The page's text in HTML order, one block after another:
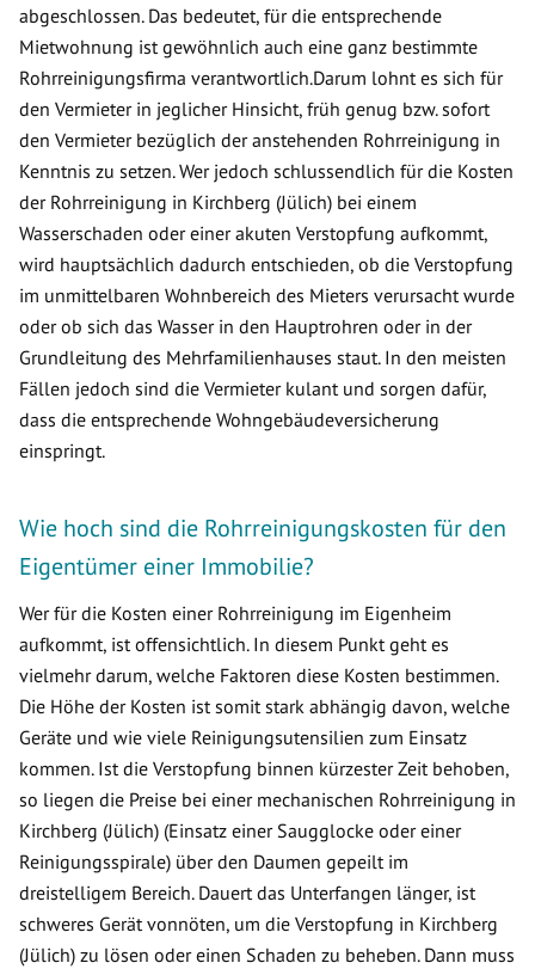
abgeschlossen. Das bedeutet, für die entsprechende
Mietwohnung ist gewöhnlich auch eine ganz bestimmte
Rohrreinigungsfirma verantwortlich.Darum lohnt es sich für
den Vermieter in jeglicher Hinsicht, früh genug bzw. sofort
den Vermieter bezüglich der anstehenden Rohrreinigung in
Kenntnis zu setzen. Wer jedoch schlussendlich für die Kosten
der Rohrreinigung in Kirchberg (Jülich) bei einem
Wasserschaden oder einer akuten Verstopfung aufkommt,
wird hauptsächlich dadurch entschieden, ob die Verstopfung
im unmittelbaren Wohnbereich des Mieters verursacht wurde
oder ob sich das Wasser in den Hauptrohren oder in der
Grundleitung des Mehrfamilienhauses staut. In den meisten
Fällen jedoch sind die Vermieter kulant und sorgen dafür,
dass die entsprechende Wohngebäudeversicherung
einspringt.
Wie hoch sind die Rohrreinigungskosten für den
Eigentümer einer Immobilie?
Wer für die Kosten einer Rohrreinigung im Eigenheim
aufkommt, ist offensichtlich. In diesem Punkt geht es
vielmehr darum, welche Faktoren diese Kosten bestimmen.
Die Höhe der Kosten ist somit stark abhängig davon, welche
Geräte und wie viele Reinigungsutensilien zum Einsatz
kommen. Ist die Verstopfung binnen kürzester Zeit behoben,
so liegen die Preise bei einer mechanischen Rohrreinigung in
Kirchberg (Jülich) (Einsatz einer Saugglocke oder einer
Reinigungsspirale) über den Daumen gepeilt im
dreistelligem Bereich. Dauert das Unterfangen länger, ist
schweres Gerät vonnöten, um die Verstopfung in Kirchberg
(Jülich) zu lösen oder einen Schaden zu beheben. Dann muss